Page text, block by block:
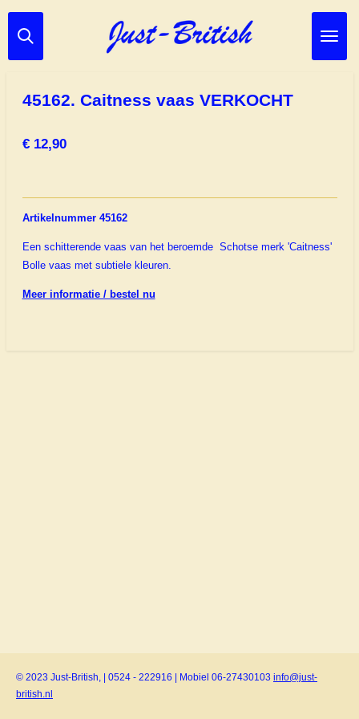
Ga
direct
45162. Caitness vaas VERKOCHT
€ 12,90
Artikelnummer 45162
Een schitterende vaas van het beroemde Schotse merk 'Caitness'
Bolle vaas met subtiele kleuren.
Meer informatie / bestel nu
© 2023 Just-British, | 0524 - 222916 | Mobiel 06-27430103 info@just-
british.nl